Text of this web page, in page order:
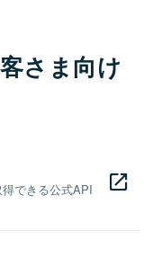
さま向け
できる公式API